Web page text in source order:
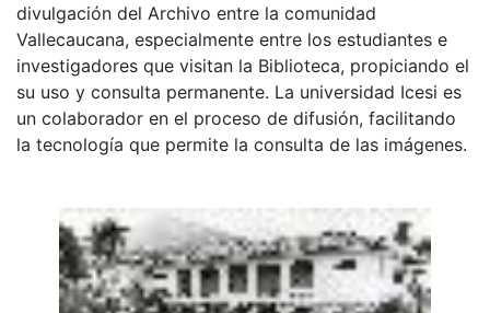
divulgación del Archivo entre la comunidad
Vallecaucana, especialmente entre los estudiantes e
investigadores que visitan la Biblioteca, propiciando el
su uso y consulta permanente. La universidad Icesi es
un colaborador en el proceso de difusión, facilitando
la tecnología que permite la consulta de las imágenes.